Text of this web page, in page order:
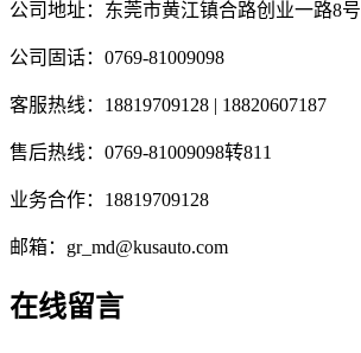
公司地址：东莞市黄江镇合路创业一路8号
公司固话：0769-81009098
客服热线：18819709128 | 18820607187
售后热线：0769-81009098转811
业务合作：18819709128
邮箱：gr_md@kusauto.com
在线留言